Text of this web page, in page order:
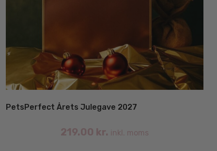
PetsPerfect Årets Julegave 2027
219.00 kr. inkl. moms